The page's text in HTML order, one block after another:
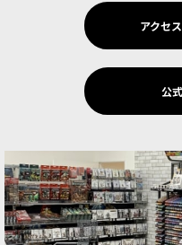
580
明るいターコ
は、ウォーハン
ける、神官と
スの最精鋭たち
アクセ
公